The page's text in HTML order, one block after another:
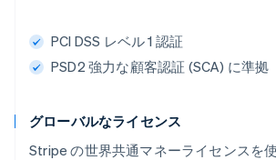
PCI DSS レベル 1 認証
PSD2 強力な顧客認証 (SCA) に準拠
グローバルなライセンス
Stripe の世界共通マネーライセンスを